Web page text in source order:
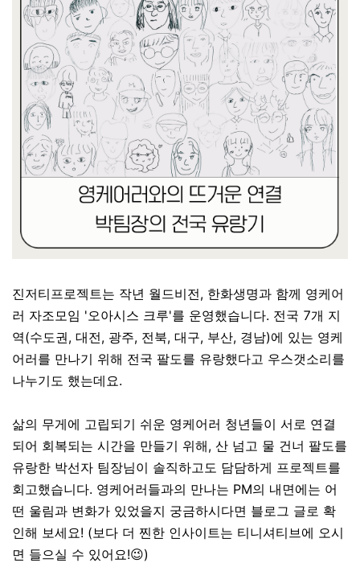
진저티프로젝트는 작년 월드비전, 한화생명과 함께 영케어
러 자조모임 '오아시스 크루'를 운영했습니다. 전국 7개 지
역(수도권, 대전, 광주, 전북, 대구, 부산, 경남)에 있는 영케
어러를 만나기 위해 전국 팔도를 유랑했다고 우스갯소리를
나누기도 했는데요.
삶의 무게에 고립되기 쉬운 영케어러 청년들이 서로 연결
되어 회복되는 시간을 만들기 위해, 산 넘고 물 건너 팔도를
유랑한 박선자 팀장님이 솔직하고도 담담하게 프로젝트를
회고했습니다. 영케어러들과의 만나는 PM의 내면에는 어
떤 울림과 변화가 있었을지 궁금하시다면 블로그 글로 확
인해 보세요! (보다 더 찐한 인사이트는 티니셔티브에 오시
면 들으실 수 있어요!😉)